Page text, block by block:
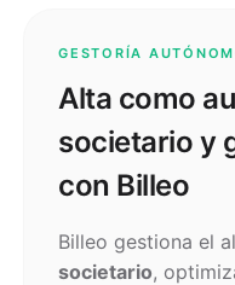
GESTORÍA
Alta como
societario y
con Billeo
Billeo gestiona el
societario,